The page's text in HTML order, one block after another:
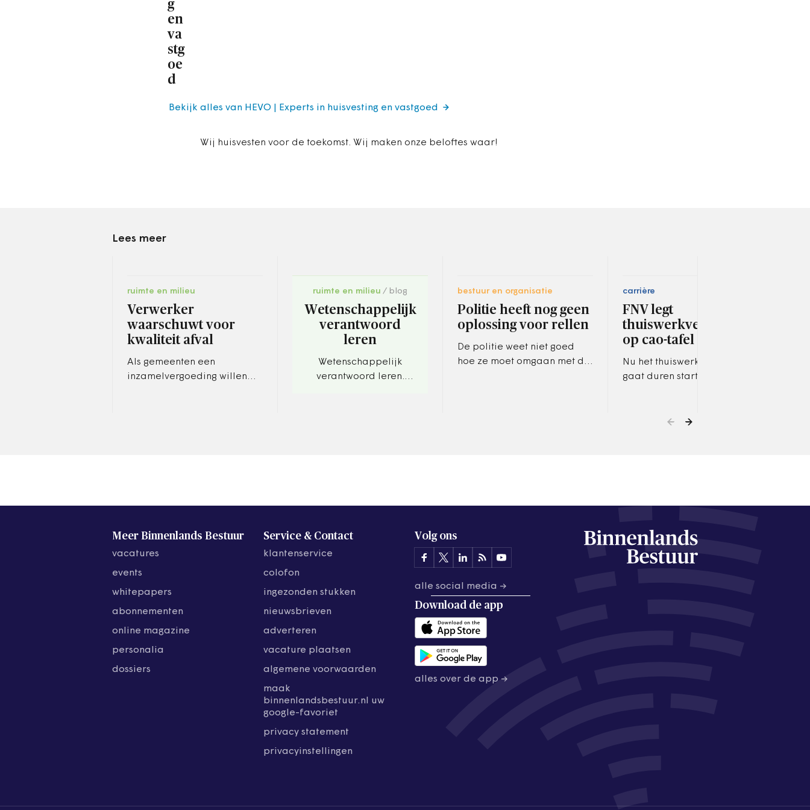
g
en
va
stg
oe
d
Wij huisvesten voor de toekomst. Wij maken onze beloftes waar!
Bekijk alles van HEVO | Experts in huisvesting en vastgoed
Lees meer
ruimte en milieu
Verwerker
waarschuwt voor
kwaliteit afval
Als gemeenten een
inzamelvergoeding willen
ruimte en milieu blog
Wetenschappelijk
verantwoord
leren
Wetenschappelijk
verantwoord leren.
bestuur en organisatie
Politie heeft nog geen
oplossing voor rellen
De politie weet niet goed
hoe ze moet omgaan met de
carrière
FNV legt
thuiswerkvergoeding
op cao-tafel
Nu het thuiswerken langer
gaat duren start vakbond
thuiswerkregeling. Ruim 80
Meer Binnenlands Bestuur
vacatures
events
whitepapers
abonnementen
online magazine
personalia
dossiers
Service & Contact
klantenservice
colofon
ingezonden stukken
nieuwsbrieven
adverteren
vacature plaatsen
algemene voorwaarden
maak
binnenlandsbestuur.nl uw
google-favoriet
privacy statement
privacyinstellingen
Volg ons
alle social media →
Download de app
alles over de app →